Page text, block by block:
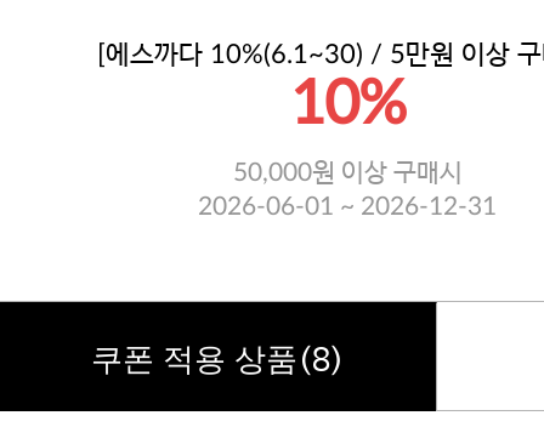
[에스까다 10%(6.1~30) / 5만원 이상
10%
50,000원 이상 구매시
2026-06-01 ~ 2026-12-31
쿠폰 적용 상품 (8)